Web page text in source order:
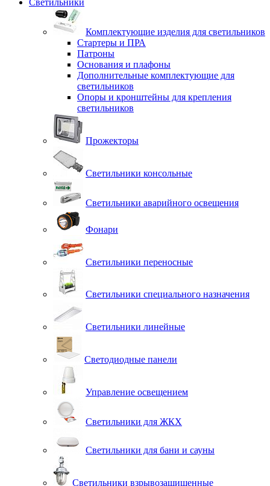
Светильники
Комплектующие изделия для светильников
Стартеры и ПРА
Патроны
Основания и плафоны
Дополнительные комплектующие для
светильников
Опоры и кронштейны для крепления
светильников
Прожекторы
Светильники консольные
Светильники аварийного освещения
Фонари
Светильники переносные
Светильники специального назначения
Светильники линейные
Светодиодные панели
Управление освещением
Светильники для ЖКХ
Светильники для бани и сауны
Светильники взрывозащищенные